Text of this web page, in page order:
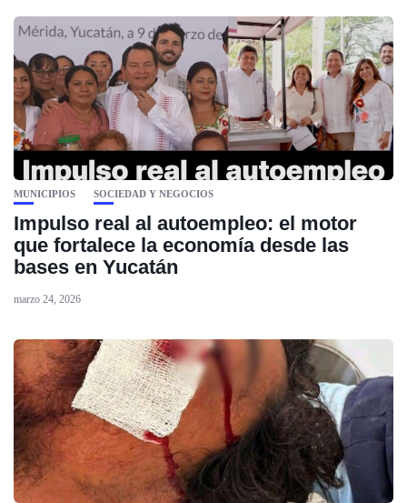
MUNICIPIOS SOCIEDAD Y NEGOCIOS
Impulso real al autoempleo: el motor
que fortalece la economía desde las
bases en Yucatán
marzo 24, 2026